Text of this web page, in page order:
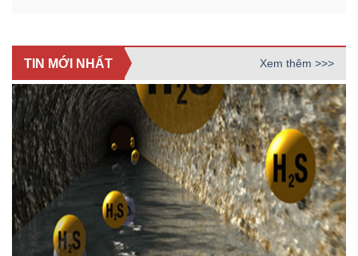
TIN MỚI NHẤT Xem thêm >>>